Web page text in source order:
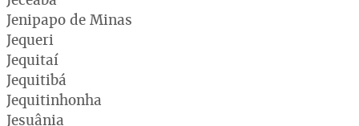
Jenipapo de Minas
Jequeri
Jequitaí
Jequitibá
Jequitinhonha
Jesuânia